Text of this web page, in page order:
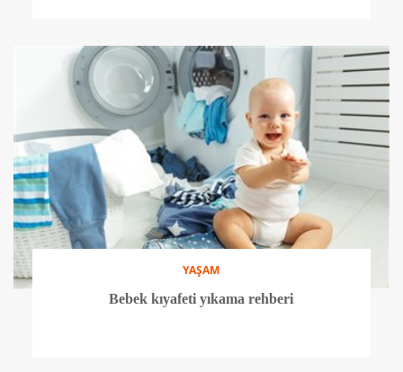
YAŞAM
Bebek kıyafeti yıkama rehberi